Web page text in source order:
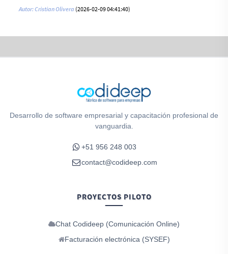
Autor: Cristian Olivera (2026-02-09 04:41:40)
Desarrollo de software empresarial y capacitación profesional de
vanguardia.
+51 956 248 003
contact@codideep.com
PROYECTOS PILOTO
Chat Codideep (Comunicación Online)
Facturación electrónica (SYSEF)